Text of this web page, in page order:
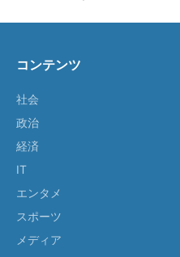
コンテンツ
社会
政治
経済
IT
エンタメ
スポーツ
メディア